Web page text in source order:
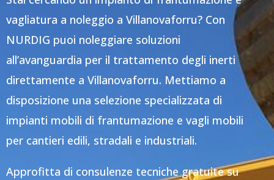
vagliatura a noleggio a Villanovaforru? Con
NURDIG puoi noleggiare soluzioni
all’avanguardia per il trattamento degli inerti
direttamente a Villanovaforru. Mettiamo a
disposizione una selezione specializzata di
impianti mobili di frantumazione e vagli mobili
per cantieri edili, stradali e industriali.
Approfitta di consulenze tecniche gratuite su